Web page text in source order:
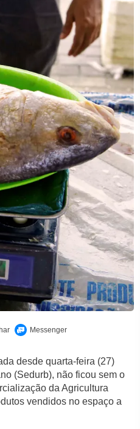
desde quarta-feira (27)
(Sedurb), não ficou sem o
da Agricultura
vendidos no espaço a